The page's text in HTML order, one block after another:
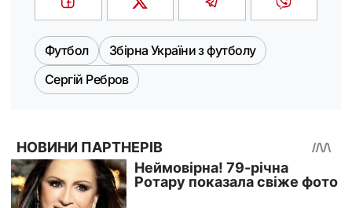
Футбол
Збірна України з футболу
Сергій Ребров